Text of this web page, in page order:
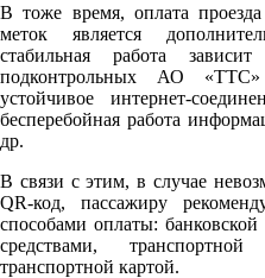
В тоже время, оплата
меток является
стабильная работа
подконтрольных АО
устойчивое интернет-
бесперебойная работа
др.
В связи с этим, в случае
QR-код, пассажиру
способами оплаты:
средствами,
транспортной картой.